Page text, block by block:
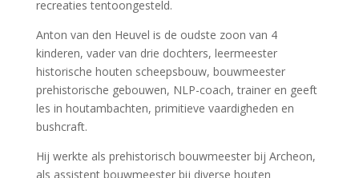
Vrienden van Archeon (vrienden-archeon.nl)
Kom ook 20 oktober naar de opnames van de
Maand van de Geschiedenis in Archeon
Tijdens de Maand van de Geschiedenis reist OVT langs
is de opname in museumpark Archeon. Je kunt er bij